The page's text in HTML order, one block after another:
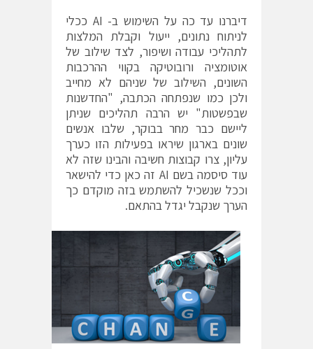
דיברנו עד כה על השימוש ב- AI ככלי
לניתוח נתונים, ייעול וקבלת המלצות
לתהליכי עבודה ושיפור, לצד שילוב של
אוטומציה ורובוטיקה בקווי ההרכבות
השונים, השילוב של שניהם לא מחייב
ולכן כמו שנפתחה הכתבה, "החדשנות
שבפשטות" יש הרבה תהליכים שניתן
ליישם כבר מחר בבוקר, שלבו אנשים
שונים בארגון שיראו בפעילות הזו כערך
עליון, צרו קבוצות חשיבה והבינו שזה לא
עוד סיסמה בשם AI זה כאן כדי להישאר
וככל שנשכיל להשתמש בזה מוקדם כך
הערך שנקבל יגדל בהתאם.